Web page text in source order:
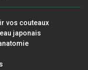
vos couteaux
japonais